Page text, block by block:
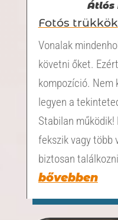
Átlós
Fotós trükkök
Vonalak
követni őket.
kompozíció. Nem
legyen a
Stabilan
fekszik vagy több
biztosan
bővebben